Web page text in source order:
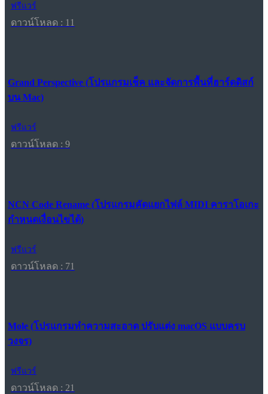
ฟรีแวร์
ดาวน์โหลด : 11
Grand Perspective (โปรแกรมเช็ค และจัดการพื้นที่ฮาร์ดดิสก์
บน Mac)
ฟรีแวร์
ดาวน์โหลด : 9
NCN Code Rename (โปรแกรมคัดแยกไฟล์ MIDI คาราโอเกะ
กำหนดเงื่อนไขได้)
ฟรีแวร์
ดาวน์โหลด : 71
Mole (โปรแกรมทำความสะอาด ปรับแต่ง macOS แบบครบ
วงจร)
ฟรีแวร์
ดาวน์โหลด : 21